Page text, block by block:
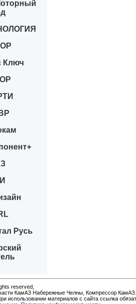
reserved,
КамАЗ Набережные Челны, Компрессор КамАЗ.
использовании материалов с сайта ссылка